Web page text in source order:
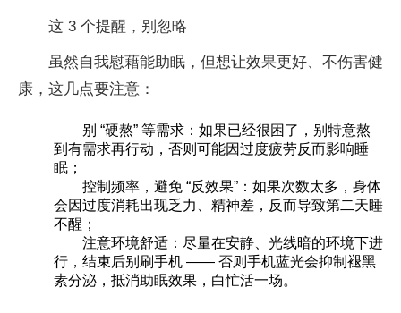
这 3 个提醒，别忽略
虽然自我慰藉能助眠，但想让效果更好、不伤害健
康，这几点要注意：
别 “硬熬” 等需求：如果已经很困了，别特意熬
到有需求再行动，否则可能因过度疲劳反而影响睡
眠；
控制频率，避免 “反效果”：如果次数太多，身体
会因过度消耗出现乏力、精神差，反而导致第二天睡
不醒；
注意环境舒适：尽量在安静、光线暗的环境下进
行，结束后别刷手机 —— 否则手机蓝光会抑制褪黑
素分泌，抵消助眠效果，白忙活一场。